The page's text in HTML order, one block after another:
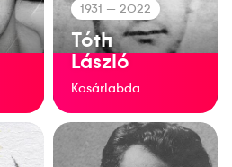
1931 — 2022
Tóth
László
Kosárlabda